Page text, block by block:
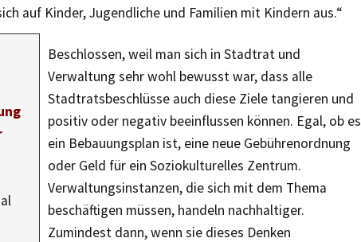
auf Kinder, Jugendliche und Familien mit Kindern aus.“
Beschlossen, weil man sich in Stadtrat und
Verwaltung sehr wohl bewusst war, dass alle
Stadtratsbeschlüsse auch diese Ziele tangieren und
positiv oder negativ beeinflussen können. Egal, ob es
ein Bebauungsplan ist, eine neue Gebührenordnung
oder Geld für ein Soziokulturelles Zentrum.
Verwaltungsinstanzen, die sich mit dem Thema
beschäftigen müssen, handeln nachhaltiger.
Zumindest dann, wenn sie dieses Denken